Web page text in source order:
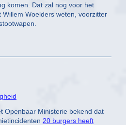
komen. Dat zal nog voor het
Woelders weten, voorzitter
Openbaar Ministerie bekend dat
20 burgers heeft